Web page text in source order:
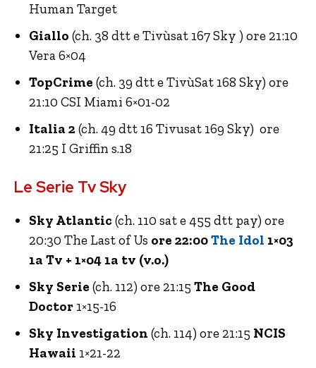
Human Target
Giallo (ch. 38 dtt e Tivùsat 167 Sky ) ore 21:10
Vera 6×04
TopCrime (ch. 39 dtt e TivùSat 168 Sky) ore
21:10 CSI Miami 6×01-02
Italia 2(ch. 49 dtt 16 Tivusat 169 Sky) ore
21:25 I Griffin s.18
Le Serie Tv Sky
Sky Atlantic (ch. 110 sat e 455 dtt pay) ore
20:30 The Last of Us ore 22:00The Idol 1×03
1a Tv + 1×04 1a tv (v.o.)
Sky Serie (ch. 112) ore 21:15 The Good
Doctor 1×15-16
Sky Investigation (ch. 114) ore 21:15 NCIS
Hawaii 1×21-22